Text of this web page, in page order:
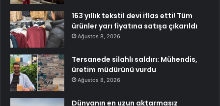
163 yıllık tekstil devi iflas etti! Tüm
ürünler yarı fiyatına satışa çıkarıldı
Ağustos 8, 2026
Tersanede silahlı saldırı: Mühendis,
üretim müdürünü vurdu
Ağustos 8, 2026
Dünyanın en uzun aktarmasız